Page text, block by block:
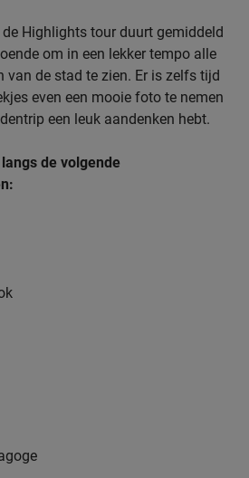
Highlights tour duurt gemiddeld
om in een lekker tempo alle
van de stad te zien. Er is zelfs tijd
even een mooie foto te nemen
een leuk aandenken hebt.
de volgende